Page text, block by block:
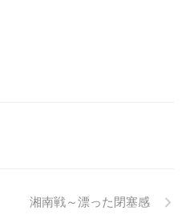
湘南戦～漂った閉塞感